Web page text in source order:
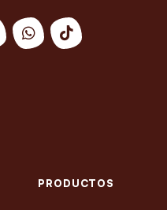
PRODUCTOS